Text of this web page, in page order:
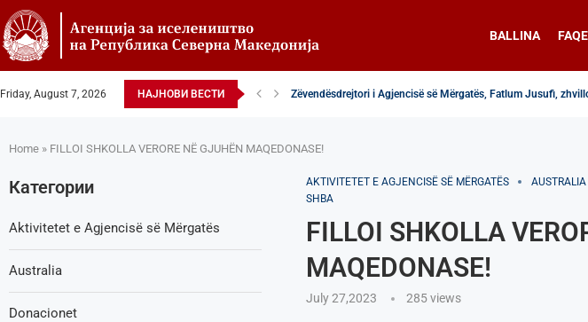
BALLINA
Friday, August 7, 2026 НАЈНОВИ ВЕСТИ Zëvendësdrejtori i Agjencisë së Mërgatës, Fatlum Jusufi,
Home » FILLOI SHKOLLA VERORE NË GJUHËN MAQEDONASE!
AKTIVITETET E AGJENCISË SË МËRGATËS AUSTRALIA
SHBA
FILLOI SHKOLLA
MAQEDONASE!
July 27,2023 285views
Категории
Aktivitetet e Agjencisë së Мërgatës
Australia
Donacionet